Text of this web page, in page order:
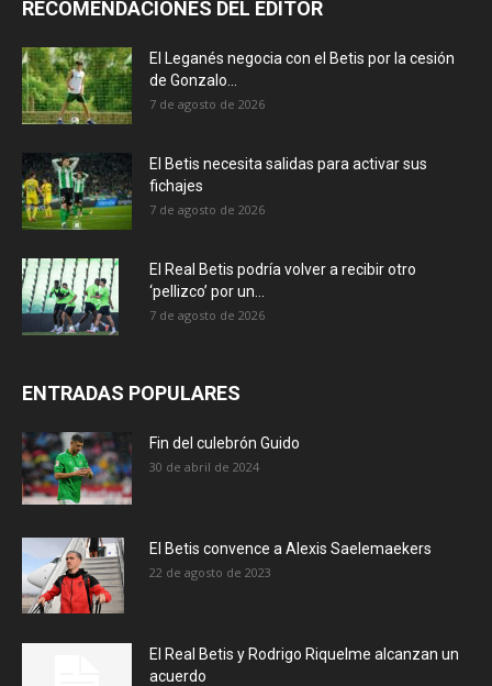
RECOMENDACIONES DEL EDITOR
El Leganés negocia con el Betis por la cesión
de Gonzalo...
7 de agosto de 2026
El Betis necesita salidas para activar sus
fichajes
7 de agosto de 2026
El Real Betis podría volver a recibir otro
‘pellizco’ por un...
7 de agosto de 2026
ENTRADAS POPULARES
Fin del culebrón Guido
30 de abril de 2024
El Betis convence a Alexis Saelemaekers
22 de agosto de 2023
El Real Betis y Rodrigo Riquelme alcanzan un
acuerdo